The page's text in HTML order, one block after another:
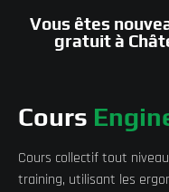
Vous êtes
gratuit à
Cours
Cours collectif tout
training, utilisant les